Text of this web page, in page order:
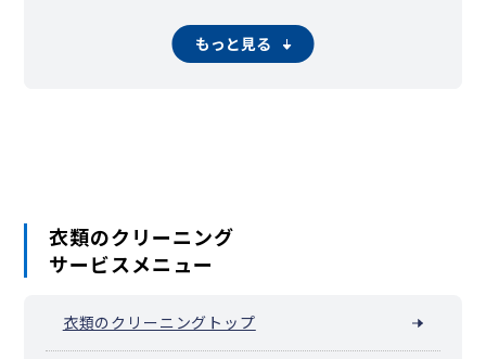
もっと見る
衣類のクリーニング
サービスメニュー
衣類のクリーニングトップ